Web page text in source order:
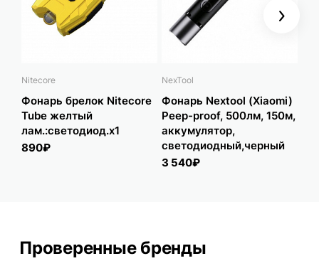
Nitecore
Фонарь брелок Nitecore
Tube желтый
лам.:светодиод.x1
890₽
NexTool
Фонарь Nextool (Xiaomi)
Peep-proof, 500лм, 150м,
аккумулятор,
светодиодный,черный
3 540₽
Next
Проверенные бренды